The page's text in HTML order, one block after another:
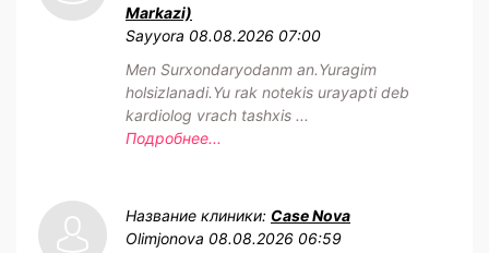
Markazi)
Sayyora 08.08.2026 07:00
Men Surxondaryodanm an.Yuragim
holsizlanadi.Yu rak notekis urayapti deb
kardiolog vrach tashxis ...
Подробнее...
Название клиники: Case Nova
Olimjonova 08.08.2026 06:59